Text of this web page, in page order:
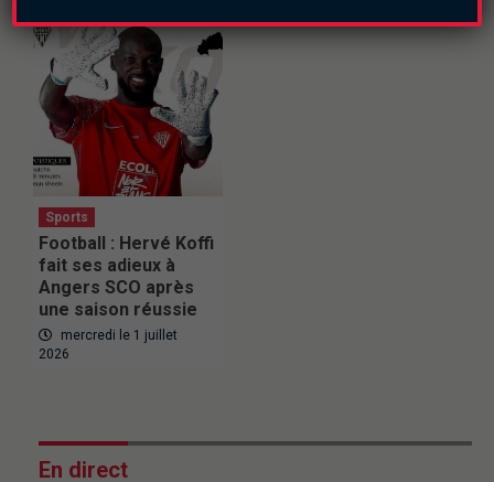
Sports
Football : Hervé Koffi
fait ses adieux à
Angers SCO après
une saison réussie
mercredi le 1 juillet
2026
En direct